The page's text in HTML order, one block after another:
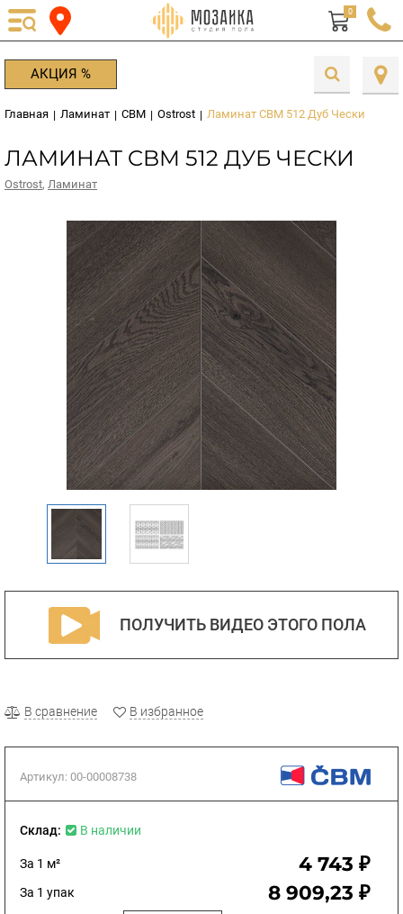
0
АКЦИЯ %
Главная | Ламинат | CBM | Ostrost | Ламинат CBM 512 Дуб Чески
ЛАМИНАТ CBM 512 ДУБ ЧЕСКИ
Ostrost, Ламинат
ПОЛУЧИТЬ ВИДЕО ЭТОГО ПОЛА
В сравнение В избранное
Артикул: 00-00008738
Склад: В наличии
За 1 м² 4 743 ₽
За 1 упак 8 909,23 ₽